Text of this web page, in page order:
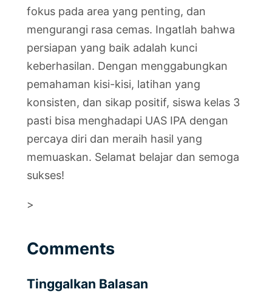
fokus pada area yang penting, dan
mengurangi rasa cemas. Ingatlah bahwa
persiapan yang baik adalah kunci
keberhasilan. Dengan menggabungkan
pemahaman kisi-kisi, latihan yang
konsisten, dan sikap positif, siswa kelas 3
pasti bisa menghadapi UAS IPA dengan
percaya diri dan meraih hasil yang
memuaskan. Selamat belajar dan semoga
sukses!
>
Comments
Tinggalkan Balasan